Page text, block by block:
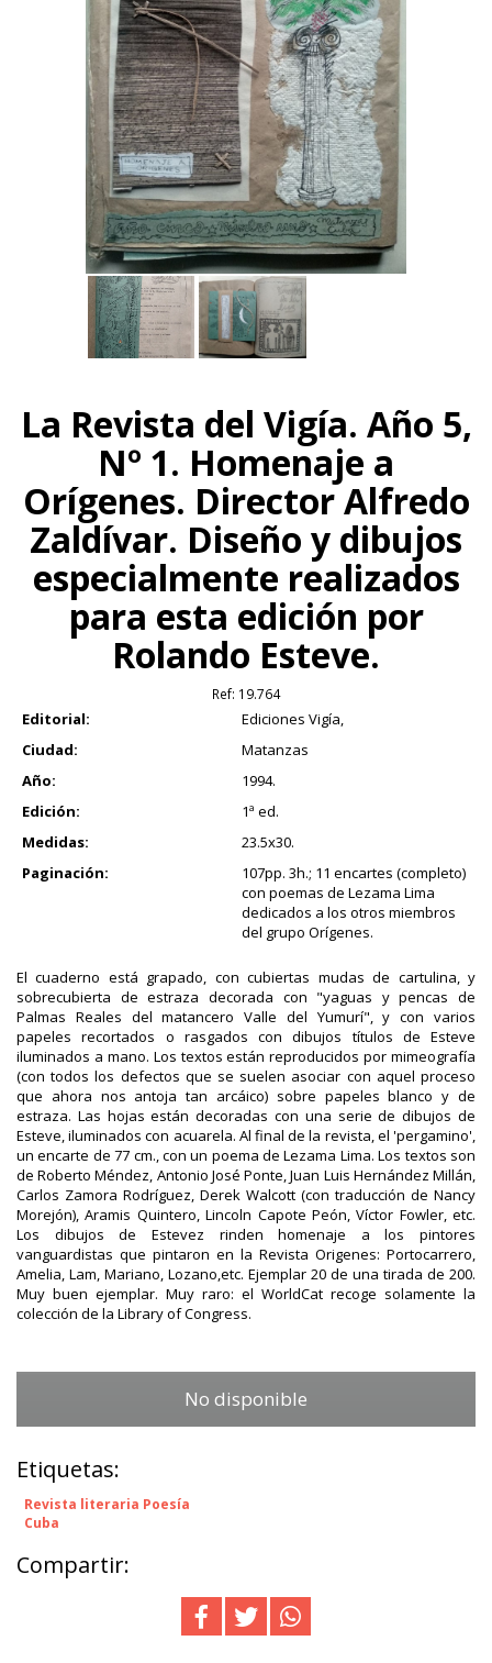
La Revista del Vigía. Año 5,
Nº 1. Homenaje a
Orígenes. Director Alfredo
Zaldívar. Diseño y dibujos
especialmente realizados
para esta edición por
Rolando Esteve.
Ref: 19.764
Editorial:
Ediciones Vigía,
Ciudad:
Matanzas
Año:
1994.
Edición:
1ª ed.
Medidas:
23.5x30.
Paginación:
107pp. 3h.; 11 encartes (completo)
con poemas de Lezama Lima
dedicados a los otros miembros
del grupo Orígenes.
El cuaderno está grapado, con cubiertas mudas de cartulina, y
sobrecubierta de estraza decorada con "yaguas y pencas de
Palmas Reales del matancero Valle del Yumurí", y con varios
papeles recortados o rasgados con dibujos títulos de Esteve
iluminados a mano. Los textos están reproducidos por mimeografía
(con todos los defectos que se suelen asociar con aquel proceso
que ahora nos antoja tan arcáico) sobre papeles blanco y de
estraza. Las hojas están decoradas con una serie de dibujos de
Esteve, iluminados con acuarela. Al final de la revista, el 'pergamino',
un encarte de 77 cm., con un poema de Lezama Lima. Los textos son
de Roberto Méndez, Antonio José Ponte, Juan Luis Hernández Millán,
Carlos Zamora Rodríguez, Derek Walcott (con traducción de Nancy
Morejón), Aramis Quintero, Lincoln Capote Peón, Víctor Fowler, etc.
Los dibujos de Estevez rinden homenaje a los pintores
vanguardistas que pintaron en la Revista Origenes: Portocarrero,
Amelia, Lam, Mariano, Lozano,etc. Ejemplar 20 de una tirada de 200.
Muy buen ejemplar. Muy raro: el WorldCat recoge solamente la
colección de la Library of Congress.
No disponible
Etiquetas:
Revista literaria Poesía
Cuba
Compartir: